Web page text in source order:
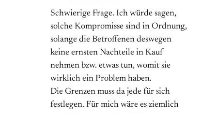
Schwierige Frage. Ich würde sagen,
solche Kompromisse sind in Ordnung,
solange die Betroffenen deswegen
keine ernsten Nachteile in Kauf
nehmen bzw. etwas tun, womit sie
wirklich ein Problem haben.
Die Grenzen muss da jede für sich
festlegen. Für mich wäre es ziemlich